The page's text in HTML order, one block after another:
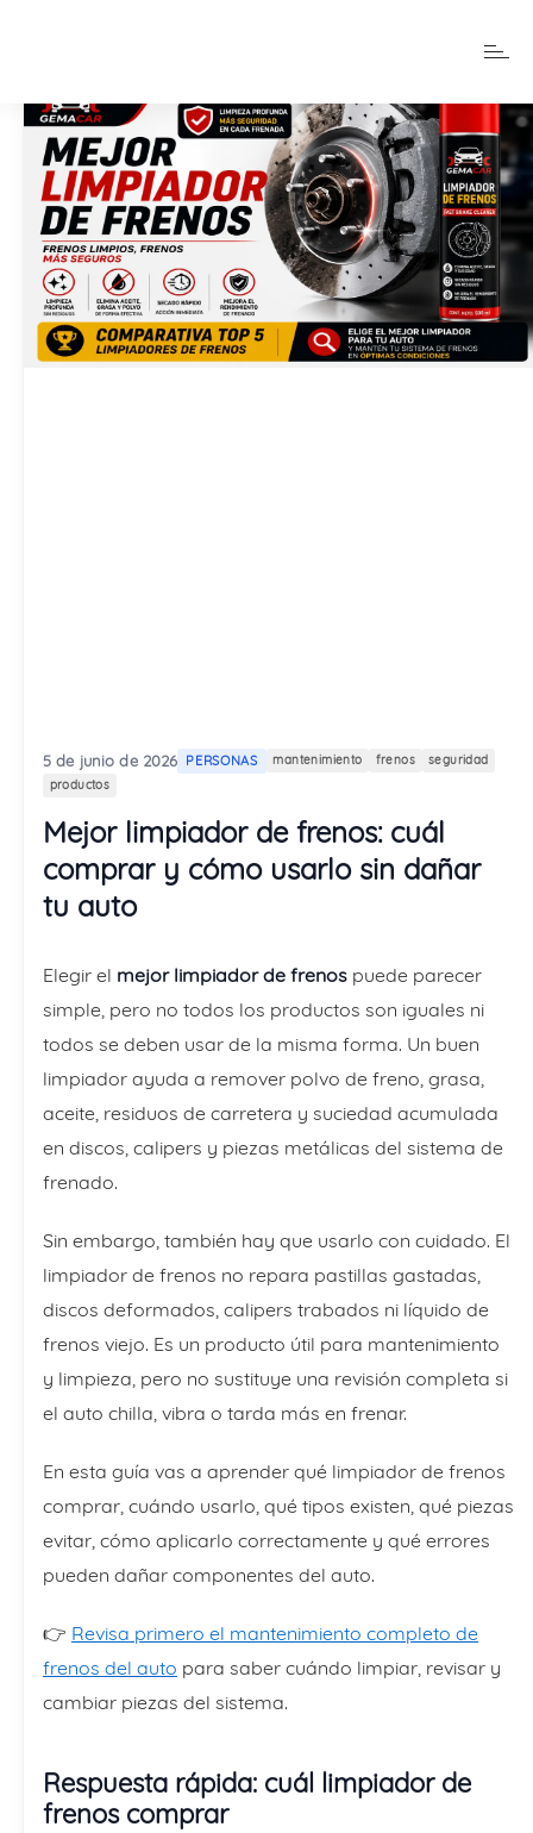
5 de junio de 2026 PERSONAS mantenimiento frenos
seguridad
productos
Mejor limpiador de frenos: cuál
comprar y cómo usarlo sin dañar
tu auto
Elegir el mejor limpiador de frenos puede parecer
simple, pero no todos los productos son iguales ni
todos se deben usar de la misma forma. Un buen
limpiador ayuda a remover polvo de freno, grasa,
aceite, residuos de carretera y suciedad acumulada
en discos, calipers y piezas metálicas del sistema de
frenado.
Sin embargo, también hay que usarlo con cuidado. El
limpiador de frenos no repara pastillas gastadas,
discos deformados, calipers trabados ni líquido de
frenos viejo. Es un producto útil para mantenimiento
y limpieza, pero no sustituye una revisión completa si
el auto chilla, vibra o tarda más en frenar.
En esta guía vas a aprender qué limpiador de frenos
comprar, cuándo usarlo, qué tipos existen, qué piezas
evitar, cómo aplicarlo correctamente y qué errores
pueden dañar componentes del auto.
👉 Revisa primero el mantenimiento completo de
frenos del auto para saber cuándo limpiar, revisar y
cambiar piezas del sistema.
Respuesta rápida: cuál limpiador de
frenos comprar